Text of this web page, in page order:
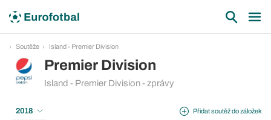
Soutěže Island - Premier Division
Premier Division
Island - Premier Division - zprávy
Přidat soutěž do záložek
2018